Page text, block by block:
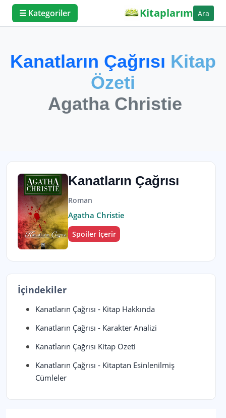
☰ Kategoriler Kitaplarım Ara
Kanatların Çağrısı Kitap
Özeti
Agatha Christie
Kanatların Çağrısı
Roman
Agatha Christie
Spoiler İçerir
İçindekiler
Kanatların Çağrısı - Kitap Hakkında
Kanatların Çağrısı - Karakter Analizi
Kanatların Çağrısı Kitap Özeti
Kanatların Çağrısı - Kitaptan Esinlenilmiş
Cümleler